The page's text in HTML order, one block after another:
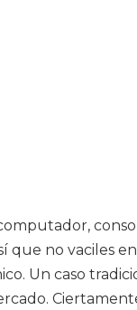
que no vaciles
Un caso